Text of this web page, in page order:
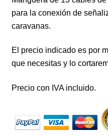
para la conexión de
caravanas.
El precio indicado es por
que necesitas y lo
Precio con IVA incluido.